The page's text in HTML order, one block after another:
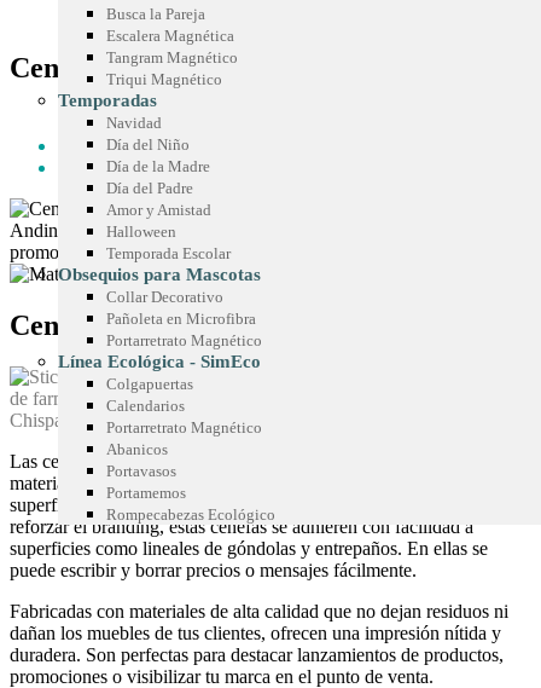
Busca la Pareja
Escalera Magnética
Tangram Magnético
Triqui Magnético
Temporadas
Navidad
Día del Niño
Día de la Madre
Día del Padre
Amor y Amistad
Halloween
Temporada Escolar
Obsequios para Mascotas
Collar Decorativo
Pañoleta en Microfibra
Portarretrato Magnético
Línea Ecológica - SimEco
Colgapuertas
Calendarios
Portarretrato Magnético
Abanicos
Portavasos
Portamemos
Rompecabezas Ecológico
Cenefas para Góndolas
HOME
PARA GÓNDOLAS
CENEFAS PARA GÓNDOLAS
Cenefas para Góndolas
Chispas Marca Precio
Las cenefas adhesivas son un recurso versátil y llamativo dentro del
material POP para supermercados, tiendas de barrio o grandes
superficies. Diseñadas para mejorar la exhibición de productos y
reforzar el branding, estas cenefas se adhieren con facilidad a
superficies como lineales de góndolas y entrepaños. En ellas se
puede escribir y borrar precios o mensajes fácilmente.
Fabricadas con materiales de alta calidad que no dejan residuos ni
dañan los muebles de tus clientes, ofrecen una impresión nítida y
duradera. Son perfectas para destacar lanzamientos de productos,
promociones o visibilizar tu marca en el punto de venta.